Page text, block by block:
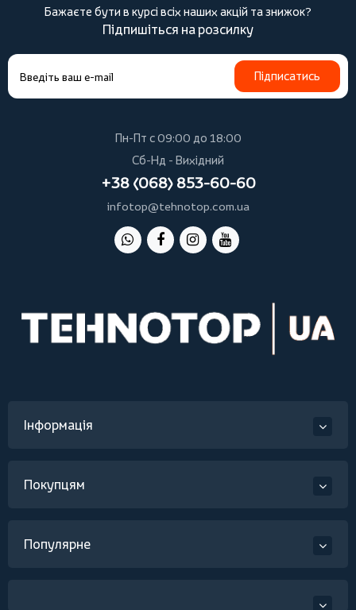
Бажаєте бути в курсі всіх наших акцій та знижок?
Підпишіться на розсилку
Підписатись
Пн-Пт с 09:00 до 18:00
Сб-Нд - Вихідний
+38 (068) 853-60-60
infotop@tehnotop.com.ua
Інформація
Покупцям
Популярне